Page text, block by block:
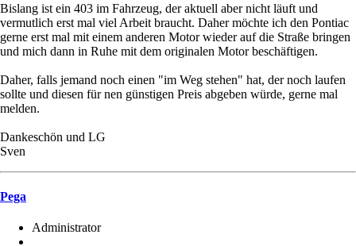
Bislang ist ein 403 im Fahrzeug, der aktuell aber nicht läuft und
vermutlich erst mal viel Arbeit braucht. Daher möchte ich den Pontiac
gerne erst mal mit einem anderen Motor wieder auf die Straße bringen
und mich dann in Ruhe mit dem originalen Motor beschäftigen.
Daher, falls jemand noch einen "im Weg stehen" hat, der noch laufen
sollte und diesen für nen günstigen Preis abgeben würde, gerne mal
melden.
Dankeschön und LG
Sven
Pega
Administrator